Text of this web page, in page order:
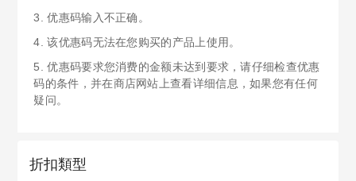
3. 优惠码输入不正确。
4. 该优惠码无法在您购买的产品上使用。
5. 优惠码要求您消费的金额未达到要求，请仔细检查优惠
码的条件，并在商店网站上查看详细信息，如果您有任何
疑问。
折扣類型